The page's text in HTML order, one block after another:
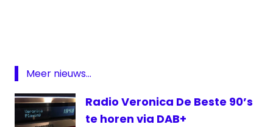
Stenders
Meer nieuws...
Radio Veronica De Beste 90’s
te horen via DAB+